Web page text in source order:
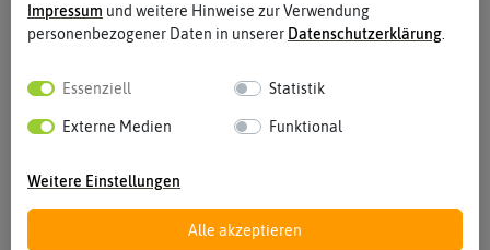
Impressum und weitere Hinweise zur Verwendung
personenbezogener Daten in unserer Daten­schutz­erklärung
Essenziell Statistik
Externe Medien Funktional
Weitere Einstellungen
Alle akzeptieren